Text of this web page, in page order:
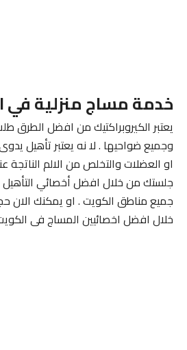
خدمة مساج منزلية في
يعتبر الكيروبراكتيك من افضل الطرق
وجميع ضواحيها . لا نه يعتبر تأهيل
او العضلات والتخلص من الالم الناتجة
جلستك من خلال افضل أخصائي التأهيل
جميع مناطق الكويت . او يمكنك الان
خلال افضل اخصائيين المساج فى